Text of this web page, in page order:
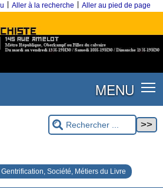
Aller à la recherche Aller au pied de page
MENU
Société, Métiers du Livre